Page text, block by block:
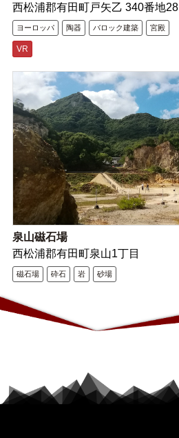
西松浦郡有田町戸矢乙 340番地28
ヨーロッパ 陶器 バロック建築 宮殿
VR
泉山磁石場
西松浦郡有田町泉山1丁目
磁石場 砕石 岩 砂場